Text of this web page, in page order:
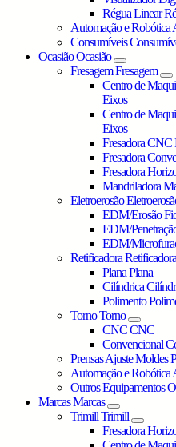
Régua Linear
Automação e Robótica
Consumíveis
OcasiãoOcasião
FresagemFresagem
Centro de
Eixos
Centro de
Eixos
Fresadora CNC
Fresadora
Fresadora
Mandriladora
Eletroerosão
EDM/Erosão
EDM/
EDM/
RetificadoraRetificadora
PlanaPlana
Cilíndrica
Polimento
TornoTorno
CNCCNC
Convencional
Prensas Ajuste Moldes
Automação e Robótica
Outros Equipamentos
MarcasMarcas
TrimillTrimill
Fresadora